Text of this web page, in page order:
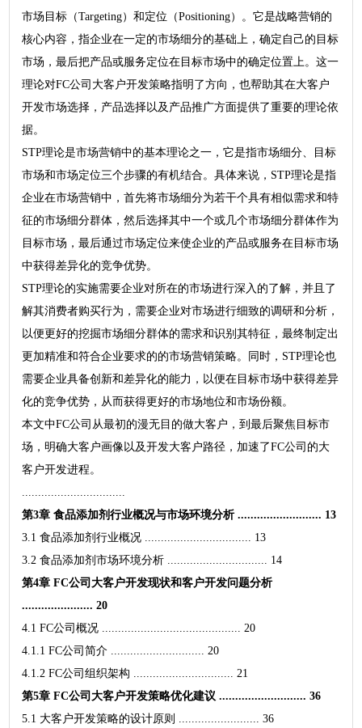
市场目标（Targeting）和定位（Positioning）。它是战略营销的
核心内容，指企业在一定的市场细分的基础上，确定自己的目标
市场，最后把产品或服务定位在目标市场中的确定位置上。这一
理论对FC公司大客户开发策略指明了方向，也帮助其在大客户
开发市场选择，产品选择以及产品推广方面提供了重要的理论依
据。
STP理论是市场营销中的基本理论之一，它是指市场细分、目标
市场和市场定位三个步骤的有机结合。具体来说，STP理论是指
企业在市场营销中，首先将市场细分为若干个具有相似需求和特
征的市场细分群体，然后选择其中一个或几个市场细分群体作为
目标市场，最后通过市场定位来使企业的产品或服务在目标市场
中获得差异化的竞争优势。
STP理论的实施需要企业对所在的市场进行深入的了解，并且了
解其消费者购买行为，需要企业对市场进行细致的调研和分析，
以便更好的挖掘市场细分群体的需求和识别其特征，最终制定出
更加精准和符合企业要求的的市场营销策略。同时，STP理论也
需要企业具备创新和差异化的能力，以便在目标市场中获得差异
化的竞争优势，从而获得更好的市场地位和市场份额。
本文中FC公司从最初的漫无目的做大客户，到最后聚焦目标市
场，明确大客户画像以及开发大客户路径，加速了FC公司的大
客户开发进程。
第3章 食品添加剂行业概况与市场环境分析 .......................... 13
3.1 食品添加剂行业概况 ................................. 13
3.2 食品添加剂市场环境分析 ............................... 14
第4章 FC公司大客户开发现状和客户开发问题分析
...................... 20
4.1 FC公司概况 ........................................... 20
4.1.1 FC公司简介 ............................. 20
4.1.2 FC公司组织架构 ............................... 21
第5章 FC公司大客户开发策略优化建议 ........................... 36
5.1 大客户开发策略的设计原则 ......................... 36